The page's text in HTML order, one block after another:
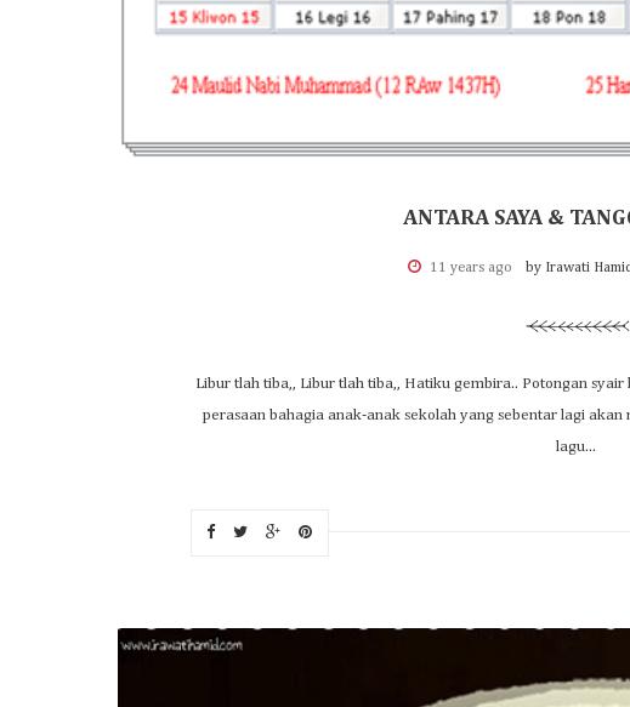
ANTARA SAYA &
11 years ago by Irawati
Libur tlah tiba,, Libur tlah tiba,, Hatiku gembira.. Potongan
perasaan bahagia anak-anak sekolah yang sebentar lagi
lagu...